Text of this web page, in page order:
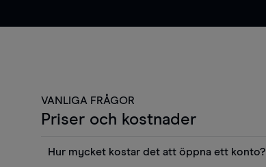
VANLIGA FRÅGOR
Priser och kostnader
Hur mycket kostar det att öppna ett konto?